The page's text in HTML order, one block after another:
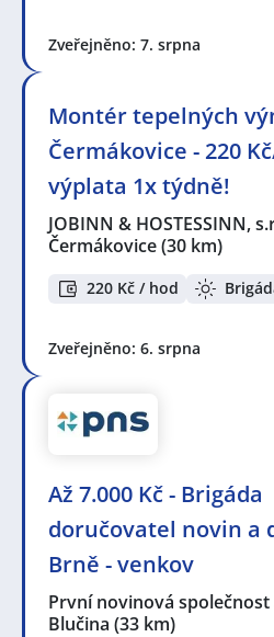
Zveřejněno: 7. srpna
Montér tepelných
Čermákovice - 220
výplata 1x týdně!
JOBINN & HOSTESSINN,
Čermákovice(30 km)
220 Kč / hod
Zveřejněno: 6. srpna
Až 7.000 Kč - Brigáda
doručovatel novin a
Brně - venkov
První novinová společnost
Blučina (33 km)